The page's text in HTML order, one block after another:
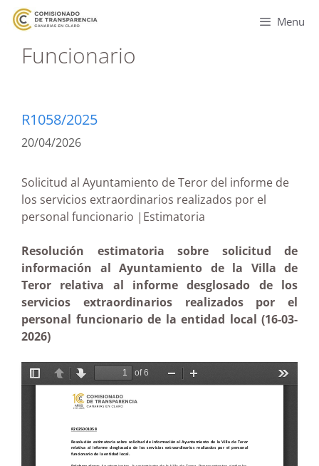
Menu
Funcionario
R1058/2025
20/04/2026
Solicitud al Ayuntamiento de Teror del informe de
los servicios extraordinarios realizados por el
personal funcionario |Estimatoria
Resolución estimatoria sobre solicitud de
información al Ayuntamiento de la Villa de
Teror relativa al informe desglosado de los
servicios extraordinarios realizados por el
personal funcionario de la entidad local (16-03-
2026)